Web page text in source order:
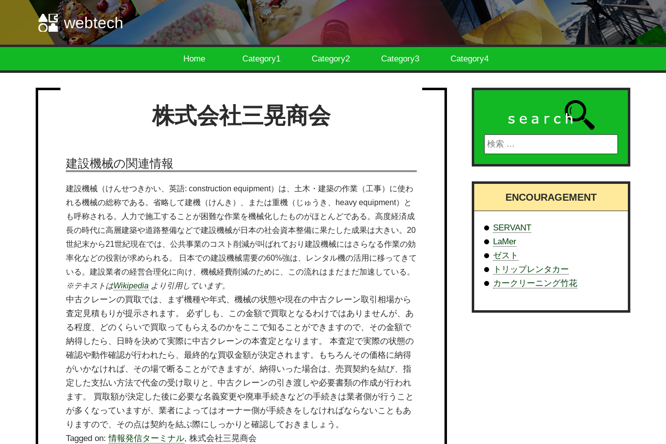
webtech
Home Category1 Category2 Category3 Category4
株式会社三晃商会
建設機械の関連情報
建設機械（けんせつきかい、英語: construction equipment）は、土木・建築の作業（工事）に使わ
れる機械の総称である。省略して建機（けんき）、または重機（じゅうき、heavy equipment）と
も呼称される。人力で施工することが困難な作業を機械化したものがほとんどである。高度経済成
長の時代に高層建築や道路整備などで建設機械が日本の社会資本整備に果たした成果は大きい。20
世紀末から21世紀現在では、公共事業のコスト削減が叫ばれており建設機械にはさらなる作業の効
率化などの役割が求められる。 日本での建設機械需要の60%強は、レンタル機の活用に移ってきて
いる。建設業者の経営合理化に向け、機械経費削減のために、この流れはまだまだ加速している。
※テキストはWikipedia より引用しています。
中古クレーンの買取では、まず機種や年式、機械の状態や現在の中古クレーン取引相場から
査定見積もりが提示されます。 必ずしも、この金額で買取となるわけではありませんが、あ
る程度、どのくらいで買取ってもらえるのかをここで知ることができますので、その金額で
納得したら、日時を決めて実際に中古クレーンの本査定となります。 本査定で実際の状態の
確認や動作確認が行われたら、最終的な買収金額が決定されます。もちろんその価格に納得
がいかなければ、その場で断ることができますが、納得いった場合は、売買契約を結び、指
定した支払い方法で代金の受け取りと、中古クレーンの引き渡しや必要書類の作成が行われ
ます。 買取額が決定した後に必要な名義変更や廃車手続きなどの手続きは業者側が行うこと
が多くなっていますが、業者によってはオーナー側が手続きをしなければならないこともあ
りますので、その点は契約を結ぶ際にしっかりと確認しておきましょう。
Tagged on:情報発信ターミナル, 株式会社三晃商会
ENCOURAGEMENT
SERVANT
LaMer
ゼスト
トリップレンタカー
カークリーニング竹花